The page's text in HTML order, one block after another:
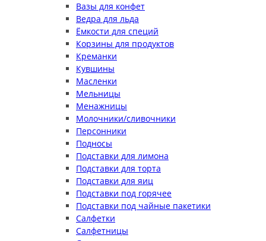
Вазы для конфет
Ведра для льда
Ёмкости для специй
Корзины для продуктов
Креманки
Кувшины
Масленки
Мельницы
Менажницы
Молочники/сливочники
Персонники
Подносы
Подставки для лимона
Подставки для торта
Подставки для яиц
Подставки под горячее
Подставки под чайные пакетики
Салфетки
Салфетницы